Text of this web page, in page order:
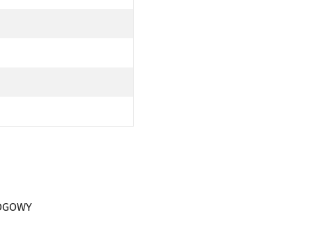
NISKOPODŁOGOWY
(DO PRZYST. HUBSKA (DAWIDA) PO TRASIE); N - KURS OBSŁUGIWANY PRZEZ TRAMWAJ